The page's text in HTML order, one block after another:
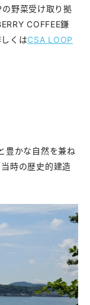
野菜受け取り拠
COFFEE鎌
くはCSA LOOP
豊かな自然を兼ね
時の歴史的建造